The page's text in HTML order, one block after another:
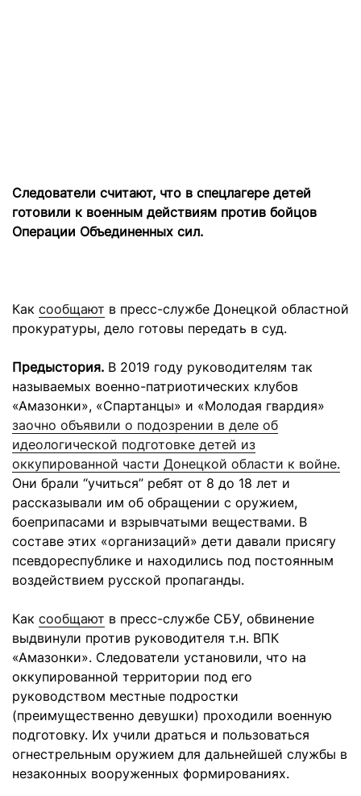
Следователи считают, что в спецлагере детей
готовили к военным действиям против бойцов
Операции Объединенных сил.
Как сообщают в пресс-службе Донецкой областной
прокуратуры, дело готовы передать в суд.
Предыстория. В 2019 году руководителям так
называемых военно-патриотических клубов
«Амазонки», «Спартанцы» и «Молодая гвардия»
заочно объявили о подозрении в деле об
идеологической подготовке детей из
оккупированной части Донецкой области к войне.
Они брали “учиться” ребят от 8 до 18 лет и
рассказывали им об обращении с оружием,
боеприпасами и взрывчатыми веществами. В
составе этих «организаций» дети давали присягу
псевдореспублике и находились под постоянным
воздействием русской пропаганды.
Как сообщают в пресс-службе СБУ, обвинение
выдвинули против руководителя т.н. ВПК
«Амазонки». Следователи установили, что на
оккупированной территории под его
руководством местные подростки
(преимущественно девушки) проходили военную
подготовку. Их учили драться и пользоваться
огнестрельным оружием для дальнейшей службы в
незаконных вооруженных формированиях.